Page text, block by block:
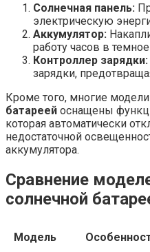
Солнечная панель:
электрическую
Аккумулятор:
работу часов в
Контроллер зарядки:
зарядки,
Кроме того, многие модели
батареей оснащены
которая автоматически
недостаточной
аккумулятора.
Сравнение
солнечной
Модель